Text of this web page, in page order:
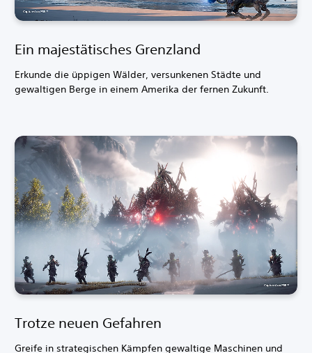
Ein majestätisches Grenzland
Erkunde die üppigen Wälder, versunkenen Städte und
gewaltigen Berge in einem Amerika der fernen Zukunft.
Trotze neuen Gefahren
Greife in strategischen Kämpfen gewaltige Maschinen und